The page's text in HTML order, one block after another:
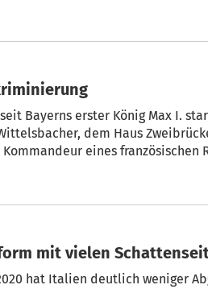
einer
dem Haus
eines französischen
mit vielen
hat Italien deutlich weniger